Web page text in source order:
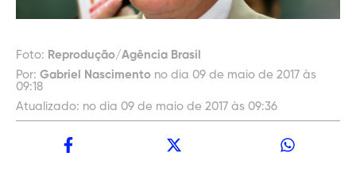
Foto: Reprodução/Agência Brasil
Por: Gabriel Nascimento no dia 09 de maio de 2017 às
09:18
Atualizado: no dia 09 de maio de 2017 às 09:36